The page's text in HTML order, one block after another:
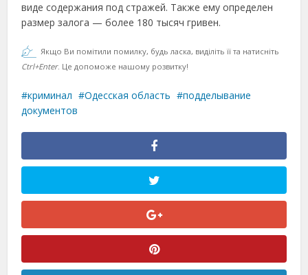
виде содержания под стражей. Также ему определен
размер залога — более 180 тысяч гривен.
Якщо Ви помітили помилку, будь ласка, виділіть її та натисніть
Ctrl+Enter. Це допоможе нашому розвитку!
криминал Одесская область
подделывание
документов